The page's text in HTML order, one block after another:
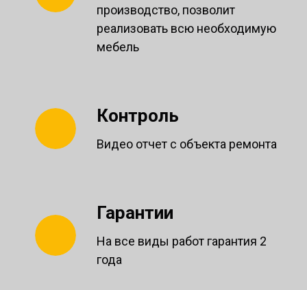
производство, позволит
реализовать всю необходимую
мебель
Контроль
Видео отчет с объекта ремонта
Гарантии
На все виды работ гарантия 2
года